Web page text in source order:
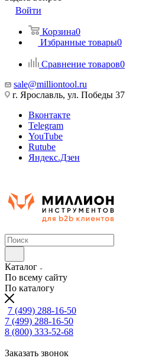
Войти
Корзина0
Избранные товары0
Сравнение товаров0
sale@milliontool.ru
г. Ярославль, ул. Победы 37
Вконтакте
Telegram
YouTube
Rutube
Яндекс.Дзен
Каталог
По всему сайту
По каталогу
7 (499) 288-16-50
7 (499) 288-16-50
8 (800) 333-52-68
Заказать звонок